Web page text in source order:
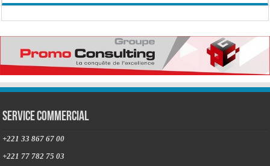
Service commercial
+221 33 867 67 00
+221 77 782 75 03